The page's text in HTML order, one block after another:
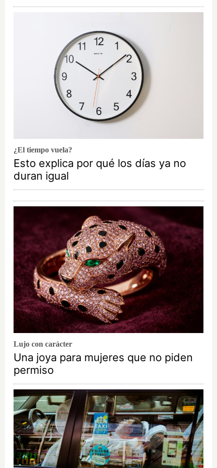
¿El tiempo vuela?
Esto explica por qué los días ya no
duran igual
Lujo con carácter
Una joya para mujeres que no piden
permiso